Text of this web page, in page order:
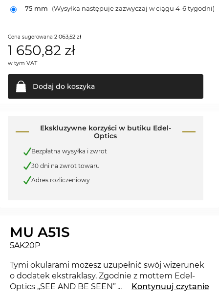
75 mm (Wysyłka następuje zazwyczaj w ciągu 4-6 tygodni)
Cena sugerowana 2 063,52 zł
1 650,82 zł
w tym VAT
Dodaj do koszyka
Ekskluzywne korzyści w butiku Edel-
Optics
Bezpłatna wysyłka i zwrot
30 dni na zwrot towaru
Adres rozliczeniowy
MU A51S
5AK20P
Tymi okularami możesz uzupełnić swój wizerunek
o dodatek ekstraklasy. Zgodnie z mottem Edel-
Optics „SEE AND BE SEEN” będziesz błyszczeć jak
... Kontynuuj czytanie